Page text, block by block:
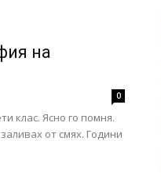
на
0
клас. Ясно го помня.
от смях. Години